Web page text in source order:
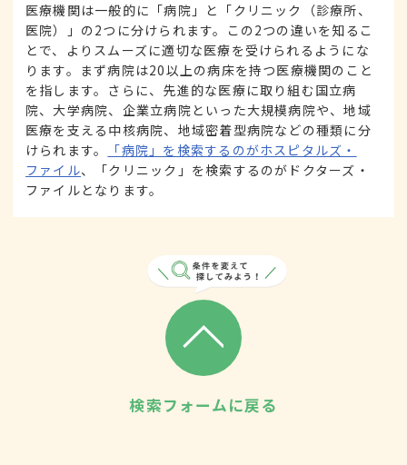
医療機関は一般的に「病院」と「クリニック（診療所、
医院）」の2つに分けられます。この2つの違いを知るこ
とで、よりスムーズに適切な医療を受けられるようにな
ります。まず病院は20以上の病床を持つ医療機関のこと
を指します。さらに、先進的な医療に取り組む国立病
院、大学病院、企業立病院といった大規模病院や、地域
医療を支える中核病院、地域密着型病院などの種類に分
けられます。
「病院」を検索するのがホスピタルズ・
ファイル、「クリニック」を検索するのがドクターズ・
ファイルとなります。
検索フォームに戻る